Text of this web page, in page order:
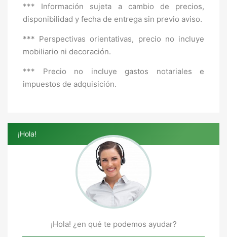
*** Información sujeta a cambio de precios,
disponibilidad y fecha de entrega sin previo aviso.
*** Perspectivas orientativas, precio no incluye
mobiliario ni decoración.
*** Precio no incluye gastos notariales e
impuestos de adquisición.
¡Hola!
¡Hola! ¿en qué te podemos ayudar?